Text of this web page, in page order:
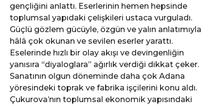
gençliğini anlattı. Eserlerinin hemen hepsinde
toplumsal yapıdaki çelişkileri ustaca vurguladı.
Güçlü gözlem gücüyle, özgün ve yalın anlatımıyla
hâlâ çok okunan ve sevilen eserler yarattı.
Eselerinde hızlı bir olay akışı ve devingenliğin
yanısıra “diyaloglara” ağırlık verdiği dikkat çeker.
Sanatının olgun döneminde daha çok Adana
yöresindeki toprak ve fabrika işçilerini konu aldı.
Çukurova’nın toplumsal ekonomik yapısındaki